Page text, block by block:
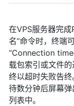
在VPS服务器完
名”命令时，终端
“Connection
载包索引或文件
终以超时失败告
待数分钟后屏幕
列表中。